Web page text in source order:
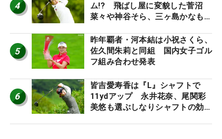
4
ム!? 飛ばし屋に変貌した菅沼
菜々や神谷そら、三ヶ島かなも使
ロたちの“飛ばしギア”】
5
昨年覇者・河本結は小祝さくら、
佐久間朱莉と同組 国内女子ゴル
フ組み合わせ発表
6
皆吉愛寿香は『L』シャフトで
11ydアップ 永井花奈、尾関彩
美悠も選ぶしなりシャフトの効果